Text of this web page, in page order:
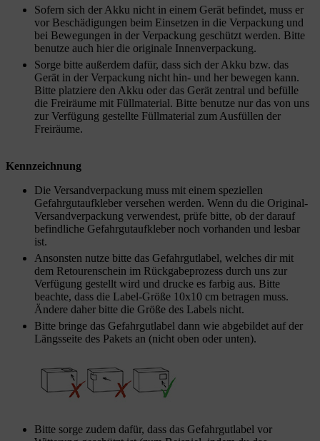
Sofern sich der Akku nicht in einem Gerät befindet, muss er
vor Beschädigungen beim Einsetzen in die Verpackung und
bei Bewegungen in der Verpackung geschützt werden. Bitte
benutze auch hier die originale Innenverpackung.
Sorge bitte außerdem dafür, dass sich der Akku bzw. das
Gerät in der Verpackung nicht hin- und her bewegen kann.
Bitte platziere den Akku oder das Gerät zentral und befülle
die Freiräume mit Füllmaterial. Bitte benutze nur das von uns
zur Verfügung gestellte Füllmaterial zum Ausfüllen der
Freiräume.
Kennzeichnung
Die Versandverpackung muss mit einem speziellen
Gefahrgutaufkleber versehen werden. Wenn du die Original-
Versandverpackung verwendest, prüfe bitte, ob der darauf
befindliche Gefahrgutaufkleber noch vorhanden und lesbar
ist.
Ansonsten nutze bitte das Gefahrgutlabel, welches dir mit
dem Retourenschein im Rückgabeprozess durch uns zur
Verfügung gestellt wird und drucke es farbig aus. Bitte
beachte, dass die Label-Größe 10x10 cm betragen muss.
Ändere daher bitte die Größe des Labels nicht.
Bitte bringe das Gefahrgutlabel dann wie abgebildet auf der
Längsseite des Pakets an (nicht oben oder unten).
Bitte sorge zudem dafür, dass das Gefahrgutlabel vor